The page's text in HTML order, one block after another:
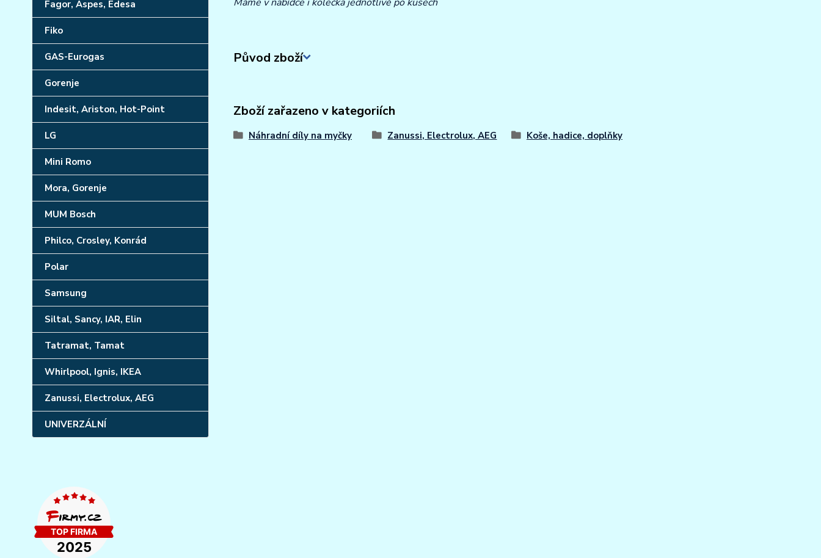
Fagor, Aspes, Edesa
Fiko
GAS-Eurogas
Gorenje
Indesit, Ariston, Hot-Point
LG
Mini Romo
Mora, Gorenje
MUM Bosch
Philco, Crosley, Konrád
Polar
Samsung
Siltal, Sancy, IAR, Elin
Tatramat, Tamat
Whirlpool, Ignis, IKEA
Zanussi, Electrolux, AEG
UNIVERZÁLNÍ
Původ zboží
Zboží zařazeno v kategoriích
Náhradní díly na myčky Zanussi, Electrolux, AEG Koše, hadice, doplňky